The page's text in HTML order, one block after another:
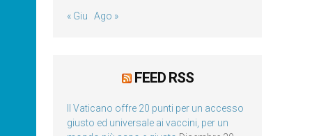
« Giu Ago »
FEED RSS
Il Vaticano offre 20 punti per un accesso
giusto ed universale ai vaccini, per un